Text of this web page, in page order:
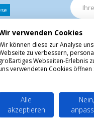
verwenden Cookies
können diese zur Analyse
zu verbessern,
großartiges Webseiten-Erlebnis
verwendeten Cookies öffnen
Alle
akzeptieren
Nein,